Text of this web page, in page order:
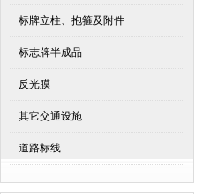
标牌立柱、抱箍及附件
标志牌半成品
反光膜
其它交通设施
道路标线